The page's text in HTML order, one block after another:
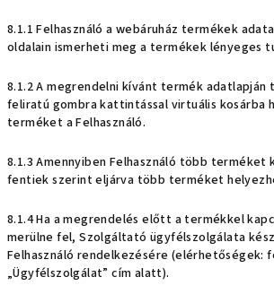
8.1.1 Felhasználó a webáruház termékek
oldalain ismerheti meg a termékek lényeges
8.1.2 A megrendelni kívánt termék adatlapján
feliratú gombra kattintással virtuális kosárba
terméket a Felhasználó.
8.1.3 Amennyiben Felhasználó több terméket
fentiek szerint eljárva több terméket
8.1.4 Ha a megrendelés előtt a termékkel
merülne fel, Szolgáltató ügyfélszolgálata
Felhasználó rendelkezésére (elérhetőségek:
„Ügyfélszolgálat” cím alatt).